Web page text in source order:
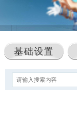
基础设置